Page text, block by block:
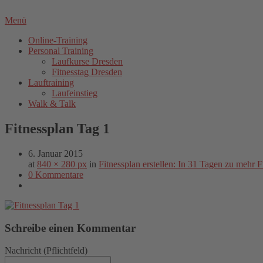
Menü
Online-Training
Personal Training
Laufkurse Dresden
Fitnesstag Dresden
Lauftraining
Laufeinstieg
Walk & Talk
Fitnessplan Tag 1
6. Januar 2015
at 840 × 280 px in Fitnessplan erstellen: In 31 Tagen zu mehr
0 Kommentare
Schreibe einen Kommentar
Nachricht (Pflichtfeld)